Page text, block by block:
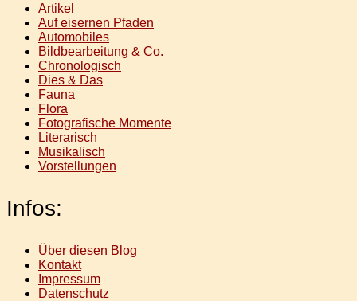
Artikel
Auf eisernen Pfaden
Automobiles
Bildbearbeitung & Co.
Chronologisch
Dies & Das
Fauna
Flora
Fotografische Momente
Literarisch
Musikalisch
Vorstellungen
Infos:
Über diesen Blog
Kontakt
Impressum
Datenschutz